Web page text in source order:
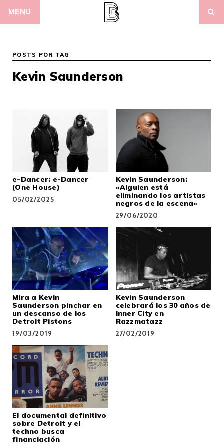
MENU
POSTS POR TAG
Kevin Saunderson
e-Dancer: e-Dancer
(One House)
05/02/2025
Kevin Saunderson:
«Alguien está
eliminando los artistas
negros de la escena»
29/06/2020
Mira a Kevin
Saunderson pinchar en
un descanso de los
Detroit Pistons
19/03/2019
Kevin Saunderson
celebrará los 30 años de
Inner City en
Razzmatazz
27/02/2019
El documental definitivo
sobre Detroit y el
techno busca
financiación